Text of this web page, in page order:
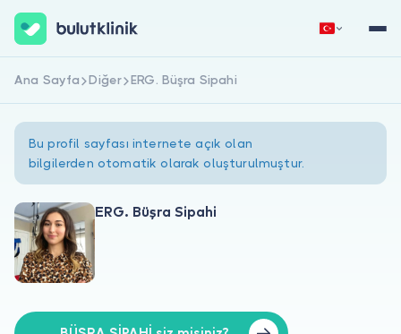
Hakkımızda
Hemen Kaydol
Ana Sayfa Diğer ERG. Büşra Sipahi
Bu profil sayfası internete açık olan
bilgilerden otomatik olarak oluşturulmuştur.
ERG. Büşra Sipahi